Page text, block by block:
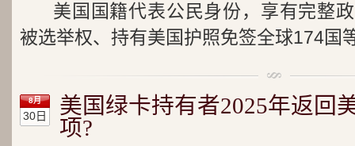
美国国籍代表公民身份，享有完整
被选举权、持有美国护照免签全球174国
8月
30日
美国绿卡持有者2025年返回
项?